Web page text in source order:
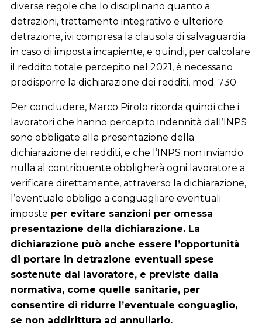
diverse regole che lo disciplinano quanto a
detrazioni, trattamento integrativo e ulteriore
detrazione, ivi compresa la clausola di salvaguardia
in caso di imposta incapiente, e quindi, per calcolare
il reddito totale percepito nel 2021, è necessario
predisporre la dichiarazione dei redditi, mod. 730
Per concludere, Marco Pirolo ricorda quindi che i
lavoratori che hanno percepito indennità dall’INPS
sono obbligate alla presentazione della
dichiarazione dei redditi, e che l’INPS non inviando
nulla al contribuente obbligherà ogni lavoratore a
verificare direttamente, attraverso la dichiarazione,
l’eventuale obbligo a conguagliare eventuali
imposte per evitare sanzioni per omessa
presentazione della dichiarazione. La
dichiarazione può anche essere l’opportunità
di portare in detrazione eventuali spese
sostenute dal lavoratore, e previste dalla
normativa, come quelle sanitarie, per
consentire di ridurre l’eventuale conguaglio,
se non addirittura ad annullarlo.